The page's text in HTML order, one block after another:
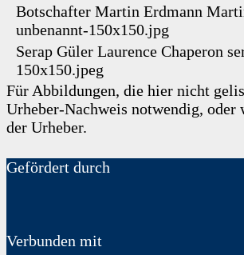
Botschafter Martin Erdmann
unbenannt-150x150.jpg
Serap Güler Laurence Chaperon
150x150.jpeg
Für Abbildungen, die hier nicht
Urheber-Nachweis notwendig, oder
der Urheber.
Gefördert durch
Verbunden mit